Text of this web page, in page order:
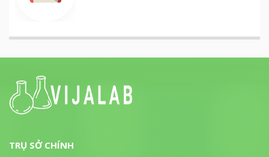
TRỤ SỞ CHÍNH